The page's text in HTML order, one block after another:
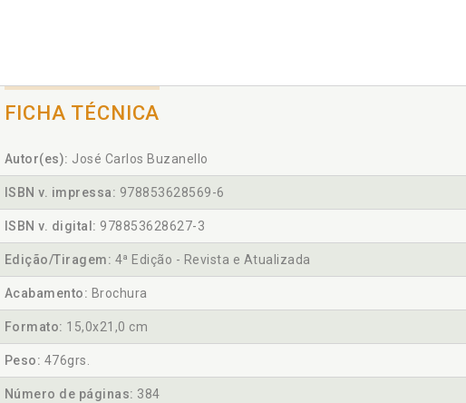
FICHA TÉCNICA
Autor(es): José Carlos Buzanello
ISBN v. impressa: 978853628569-6
ISBN v. digital: 978853628627-3
Edição/Tiragem: 4ª Edição - Revista e Atualizada
Acabamento: Brochura
Formato: 15,0x21,0 cm
Peso: 476grs.
Número de páginas: 384